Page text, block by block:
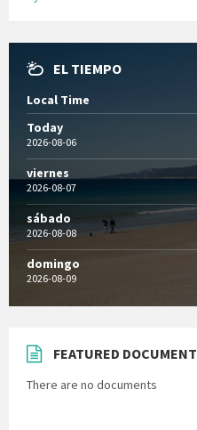
EL TIEMPO
Local Time
Today
2026-08-06
viernes
2026-08-07
sábado
2026-08-08
domingo
2026-08-09
FEATURED DOCUMENT
There are no documents